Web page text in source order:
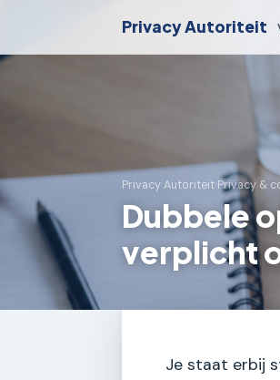
Privacy Autoriteit
Privacy Autoriteit›Privacy &
Dubbele
verplicht
Je staat erbij